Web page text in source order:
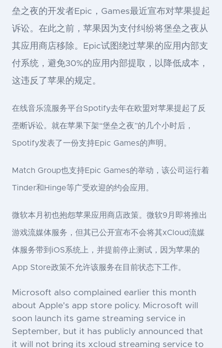
垒之夜的开发者Epic，Games最近宣布对苹果提起
诉讼。在此之前，苹果因为支付纠纷将堡垒之夜从
其应用商店移除。Epic试图绕过苹果的应用内部支
付系统，避免30%的应用内部提取，以降低成本，
这违反了苹果的规定。
在线音乐流服务平台Spotify去年在欧盟对苹果提起了反
垄断诉讼。就在苹果下架“堡垒之夜”的几个小时后，
Spotify发表了一份支持Epic Games的声明。
Match Group也支持Epic Games的举动，该公司运行着
Tinder和Hinge等广受欢迎的约会应用。
微软本月初也抱怨苹果应用商店政策。微软9月即将推出
游戏流媒体服务，但其已公开宣布不会将其xCloud流媒
体服务带到iOS系统上，并提前停止测试，因为苹果的
App Store政策不允许该服务在目前状态下工作。
Microsoft also complained earlier this month
about Apple's app store policy. Microsoft will
soon launch its game streaming service in
September, but it has publicly announced that
it will not bring its xcloud streaming service to